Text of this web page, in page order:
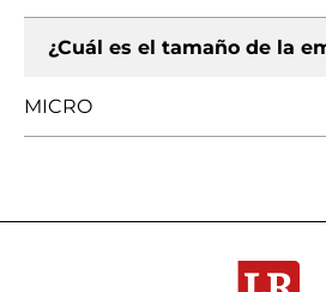
¿Cuál es el tamaño de la
MICRO